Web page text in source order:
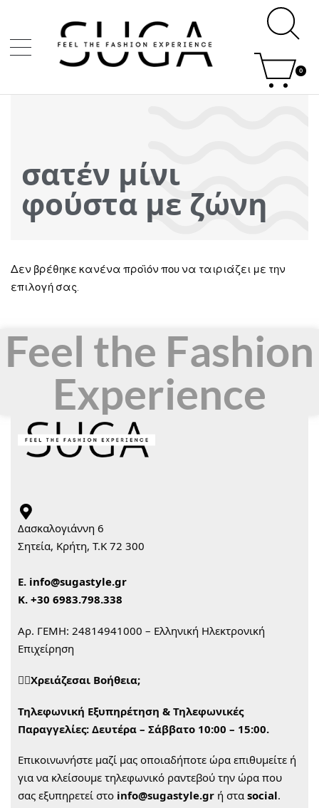
0
σατέν μίνι
φούστα με ζώνη
Δεν βρέθηκε κανένα προϊόν που να ταιριάζει με την
επιλογή σας.
Feel the Fashion
Experience
Δασκαλογιάννη 6
Σητεία, Κρήτη, Τ.Κ 72 300
Ε. info@sugastyle.gr
Κ. +30 6983.798.338
Αρ. ΓΕΜΗ: 24814941000 – Ελληνική Ηλεκτρονική
Επιχείρηση
🙋‍♀️Χρειάζεσαι Βοήθεια;
Τηλεφωνική Εξυπηρέτηση & Τηλεφωνικές
Παραγγελίες: Δευτέρα – Σάββατο 10:00 – 15:00.
Επικοινωνήστε μαζί μας οποιαδήποτε ώρα επιθυμείτε ή
για να κλείσουμε τηλεφωνικό ραντεβού την ώρα που
σας εξυπηρετεί στο info@sugastyle.gr ή στα social.